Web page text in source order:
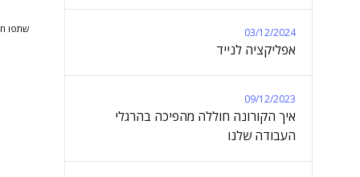
שתפו 03/12/2024
אפליקציה לנייד
09/12/2023
איך הקורונה חוללה מהפיכה בהרגלי
העבודה שלנו